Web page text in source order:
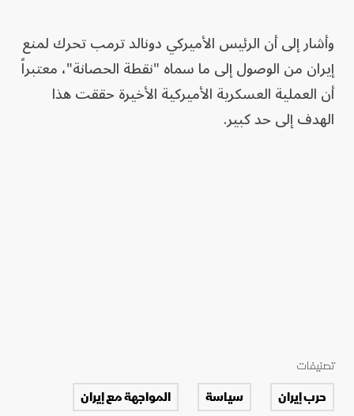
وأشار إلى أن الرئيس الأميركي دونالد ترمب تحرك لمنع
إيران من الوصول إلى ما سماه "نقطة الحصانة"، معتبراً
أن العملية العسكرية الأميركية الأخيرة حققت هذا
الهدف إلى حد كبير.
تصنيفات
حرب إيران سياسة
المواجهة مع إيران